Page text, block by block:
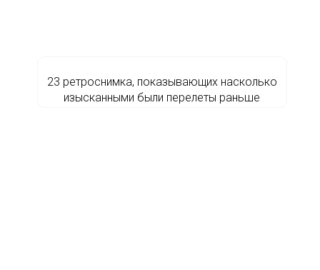
23 ретроснимка, показывающих насколько
изысканными были перелеты раньше